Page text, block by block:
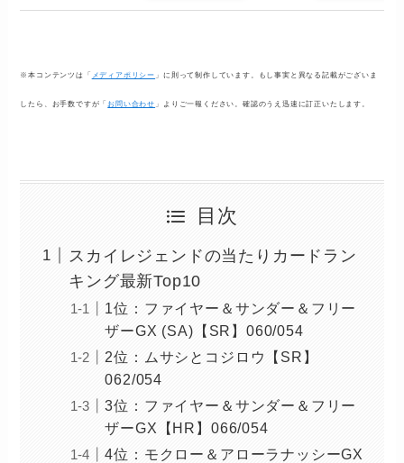
※本コンテンツは「 メディアポリシー 」に則って制作しています。もし事実と異なる記載がございま
したら、お手数ですが「お問い合わせ 」よりご一報ください。確認のうえ迅速に訂正いたします。
目次
スカイレジェンドの当たりカードラン
キング最新Top10
1位：ファイヤー＆サンダー＆フリー
ザーGX (SA)【SR】060/054
2位：ムサシとコジロウ【SR】
062/054
3位：ファイヤー＆サンダー＆フリー
ザーGX【HR】066/054
4位：モクロー＆アローラナッシーGX